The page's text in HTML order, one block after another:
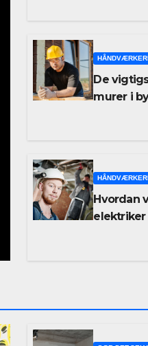
De
murer i
Hvordan